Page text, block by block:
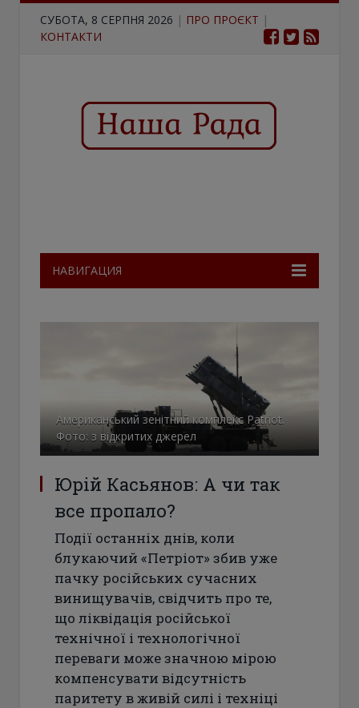
СУБОТА, 8 СЕРПНЯ 2026 | ПРО ПРОЄКТ |
КОНТАКТИ
НАВИГАЦИЯ
Американський зенітний комплекс Patriot.
Фото: з відкритих джерел
Юрій Касьянов: А чи так
все пропало?
Події останніх днів, коли
блукаючий «Петріот» збив уже
пачку російських сучасних
винищувачів, свідчить про те,
що ліквідація російської
технічної і технологічної
переваги може значною мірою
компенсувати відсутність
паритету в живій силі і техніці